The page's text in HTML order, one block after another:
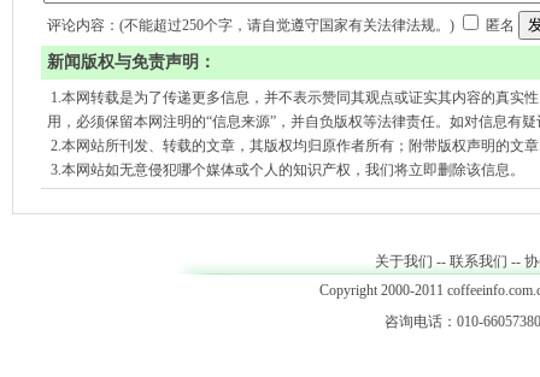
评论内容：(不能超过250个字，请自觉遵守国家有关法律法规。) 匿名
新闻版权与免责声明：
1.本网转载是为了传递更多信息，并不表示赞同其观点或证实其内容的真实
用，必须保留本网注明的“信息来源”，并自负版权等法律责任。如对信息有
2.本网站所刊发、转载的文章，其版权均归原作者所有；附带版权声明的文
3.本网站如无意侵犯哪个媒体或个人的知识产权，我们将立即删除该信息。
关于我们 -- 联系我们 --
Copyright 2000-2011
咨询电话：010-